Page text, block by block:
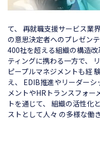
て、
再就職支援サービス業界
の意思決定者へのプレゼン
400社を超える組織の構造改
ティングに携わる一方で、
ピープルマネジメントも経
え、
EDIB推進やリーダーシ
メントやHRトランスフォー
トを通じて、
組織の活性化
ストとして人々 の多様な働